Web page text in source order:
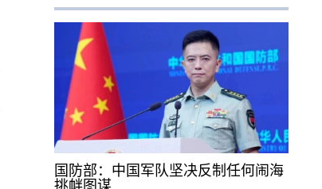
国防部：中国军队坚决反制任何闹海